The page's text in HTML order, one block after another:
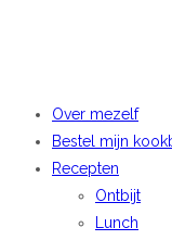
Over mezelf
Bestel mijn
Recepten
Ontbijt
Lunch